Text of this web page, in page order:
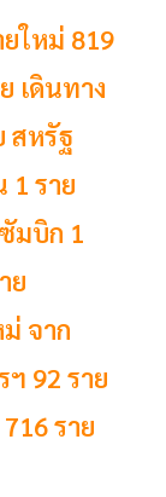
ใหม่ 819
เดินทาง
สหรัฐ
1 ราย
มบิก 1
ย
จาก
92 ราย
ราย